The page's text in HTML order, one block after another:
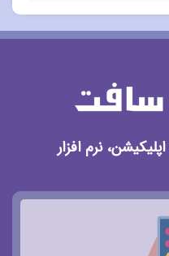
نرم افزار